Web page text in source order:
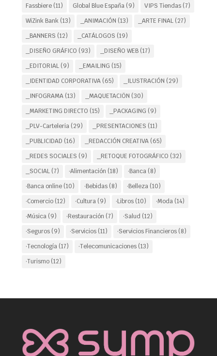
Fassbiere(11) Global Blue España(9) VIPS Tiendas(7)
WiZink Bank(13) _ANIMACIÓN (13) _ARTE FINAL(27)
_BANNERS (12) _CATÁLOGOS (19)
_DISEÑO GRÁFICO (93) _DISEÑO WEB(17)
_EDITORIAL(9) _EMAILING (15)
_IDENTIDAD CORPORATIVA(65) _ILUSTRACIÓN (29)
_INFOGRAMA(13) _MAQUETACIÖN (30)
_MARKETING DIRECTO (15) _PACKAGING (9)
_PLV-Carteleria(29) _PRESENTACIONES (11)
_PUBLICIDAD (16) _REDACCIÓN CREATIVA(65)
_REDES SOCIALES (9) _RETOQUE FOTOGRÁFICO (32)
_SOCIAL(7) ·Alimentación (18) ·Banca(8)
·Banca online(10) ·Bebidas(8) ·Belleza(10)
·Comercio(12) ·Cultura(9) ·Libros(10) ·Moda(14)
·Música(9) ·Restauración (7) ·Salud (12)
·Seguros(9) ·Servicios(11) ·Servicios Financieros(8)
·Tecnología(17) ·Telecomunicaciones(13)
·Turismo(12)